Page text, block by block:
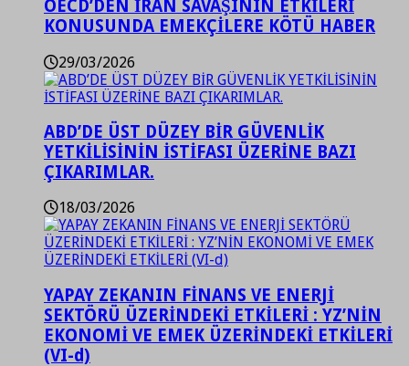
OECD’DEN İRAN SAVAŞININ ETKİLERİ
KONUSUNDA EMEKÇİLERE KÖTÜ HABER
29/03/2026
ABD’DE ÜST DÜZEY BİR GÜVENLİK
YETKİLİSİNİN İSTİFASI ÜZERİNE BAZI
ÇIKARIMLAR.
18/03/2026
YAPAY ZEKANIN FİNANS VE ENERJİ
SEKTÖRÜ ÜZERİNDEKİ ETKİLERİ : YZ’NİN
EKONOMİ VE EMEK ÜZERİNDEKİ ETKİLERİ
(VI-d)